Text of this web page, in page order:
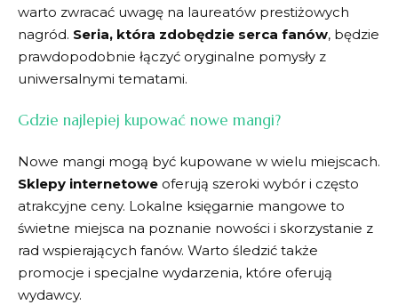
warto zwracać uwagę⁣ na laureatów ⁢prestiżowych
nagród. Seria, która zdobędzie serca fanów, będzie
prawdopodobnie łączyć oryginalne pomysły z
uniwersalnymi ‍tematami.
Gdzie najlepiej kupować nowe​ mangi?
Nowe⁢ mangi‌ mogą być kupowane⁢ w wielu miejscach.
Sklepy internetowe oferują szeroki wybór i często
atrakcyjne ceny. Lokalne‍ księgarnie ⁣mangowe to
świetne ​miejsca na poznanie nowości ‍i skorzystanie z
rad wspierających fanów. Warto śledzić także
promocje i specjalne wydarzenia, które‌ oferują
wydawcy.